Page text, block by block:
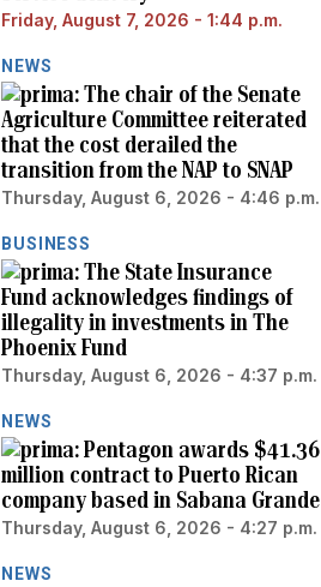
Friday, August 7, 2026 - 1:44 p.m.
NEWS
The chair of the Senate
Agriculture Committee reiterated
that the cost derailed the
transition from the NAP to SNAP
Thursday, August 6, 2026 - 4:46 p.m.
BUSINESS
The State Insurance
Fund acknowledges findings of
illegality in investments in The
Phoenix Fund
Thursday, August 6, 2026 - 4:37 p.m.
NEWS
Pentagon awards $41.36
million contract to Puerto Rican
company based in Sabana Grande
Thursday, August 6, 2026 - 4:27 p.m.
NEWS